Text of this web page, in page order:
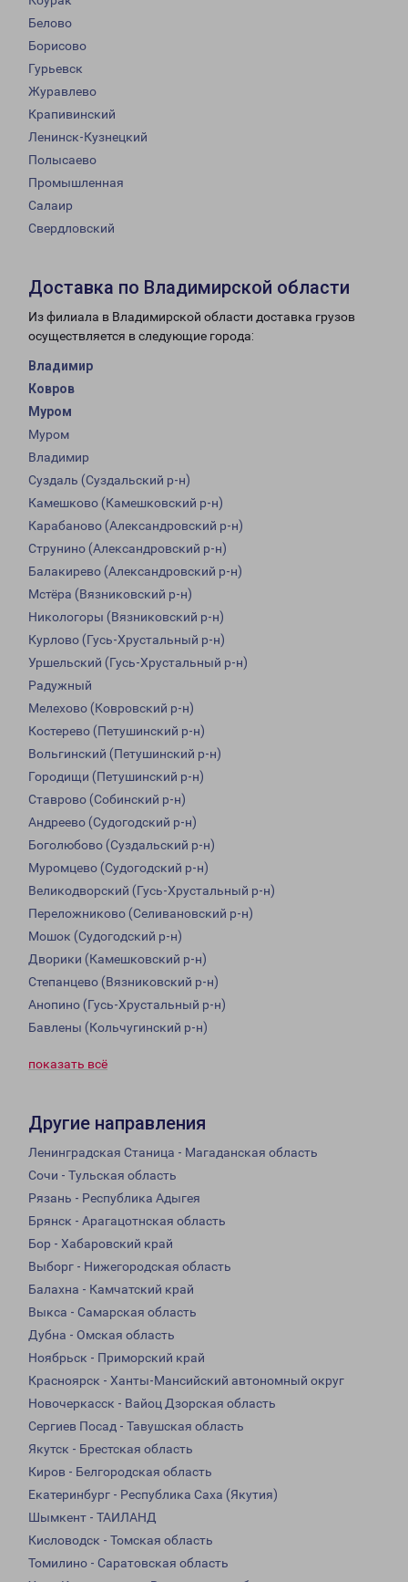
Белово
Борисово
Гурьевск
Журавлево
Крапивинский
Ленинск-Кузнецкий
Полысаево
Промышленная
Салаир
Свердловский
Доставка по Владимирской области
Из филиала в Владимирской области доставка грузов
осуществляется в следующие города:
Владимир
Ковров
Муром
Муром
Владимир
Суздаль (Суздальский р-н)
Камешково (Камешковский р-н)
Карабаново (Александровский р-н)
Струнино (Александровский р-н)
Балакирево (Александровский р-н)
Мстёра (Вязниковский р-н)
Никологоры (Вязниковский р-н)
Курлово (Гусь-Хрустальный р-н)
Уршельский (Гусь-Хрустальный р-н)
Радужный
Мелехово (Ковровский р-н)
Костерево (Петушинский р-н)
Вольгинский (Петушинский р-н)
Городищи (Петушинский р-н)
Ставрово (Собинский р-н)
Андреево (Судогодский р-н)
Боголюбово (Суздальский р-н)
Муромцево (Судогодский р-н)
Великодворский (Гусь-Хрустальный р-н)
Переложниково (Селивановский р-н)
Мошок (Судогодский р-н)
Дворики (Камешковский р-н)
Степанцево (Вязниковский р-н)
Анопино (Гусь-Хрустальный р-н)
Бавлены (Кольчугинский р-н)
показать всё
Другие направления
Ленинградская Станица - Магаданская область
Сочи - Тульская область
Рязань - Республика Адыгея
Брянск - Арагацотнская область
Бор - Хабаровский край
Выборг - Нижегородская область
Балахна - Камчатский край
Выкса - Самарская область
Дубна - Омская область
Ноябрьск - Приморский край
Красноярск - Ханты-Мансийский автономный округ
Новочеркасск - Вайоц Дзорская область
Сергиев Посад - Тавушская область
Якутск - Брестская область
Киров - Белгородская область
Екатеринбург - Республика Саха (Якутия)
Шымкент - ТАИЛАНД
Кисловодск - Томская область
Томилино - Саратовская область